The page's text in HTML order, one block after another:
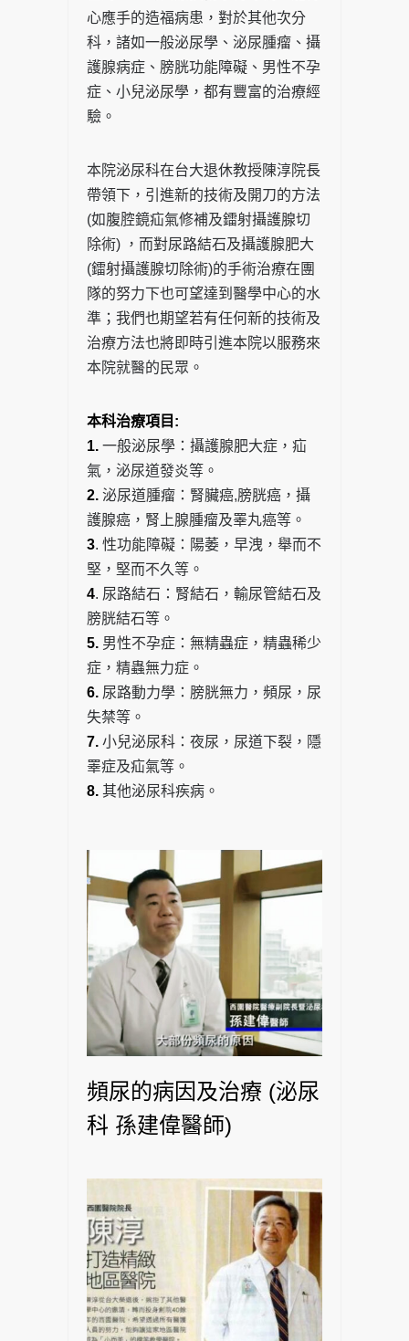
心應手的造福病患，對於其他次分
科，諸如一般泌尿學、泌尿腫瘤、攝
護腺病症、膀胱功能障礙、男性不孕
症、小兒泌尿學，都有豐富的治療經
驗。
本院泌尿科在台大退休教授陳淳院長
帶領下，引進新的技術及開刀的方法
(如腹腔鏡疝氣修補及鐳射攝護腺切
除術) ，而對尿路結石及攝護腺肥大
(鐳射攝護腺切除術)的手術治療在團
隊的努力下也可望達到醫學中心的水
準；我們也期望若有任何新的技術及
治療方法也將即時引進本院以服務來
本院就醫的民眾。
本科治療項目:
1. 一般泌尿學：攝護腺肥大症，疝
氣，泌尿道發炎等。
2. 泌尿道腫瘤：腎臟癌,膀胱癌，攝
護腺癌，腎上腺腫瘤及睪丸癌等。
3. 性功能障礙：陽萎，早洩，舉而不
堅，堅而不久等。
4. 尿路結石：腎結石，輸尿管結石及
膀胱結石等。
5. 男性不孕症：無精蟲症，精蟲稀少
症，精蟲無力症。
6. 尿路動力學：膀胱無力，頻尿，尿
失禁等。
7. 小兒泌尿科：夜尿，尿道下裂，隱
睪症及疝氣等。
8. 其他泌尿科疾病。
頻尿的病因及治療 (泌尿
科 孫建偉醫師)